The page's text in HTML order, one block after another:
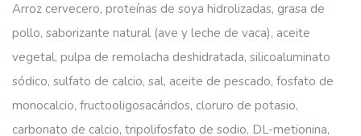
Arroz cervecero, proteínas de soya hidrolizadas, grasa de
pollo, saborizante natural (ave y leche de vaca), aceite
vegetal, pulpa de remolacha deshidratada, silicoaluminato
sódico, sulfato de calcio, sal, aceite de pescado, fosfato de
monocalcio, fructooligosacáridos, cloruro de potasio,
carbonato de calcio, tripolifosfato de sodio, DL-metionina,